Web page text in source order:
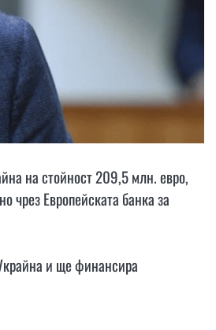
на стойност 209,5 млн. евро,
чрез Европейската банка за
и ще финансира